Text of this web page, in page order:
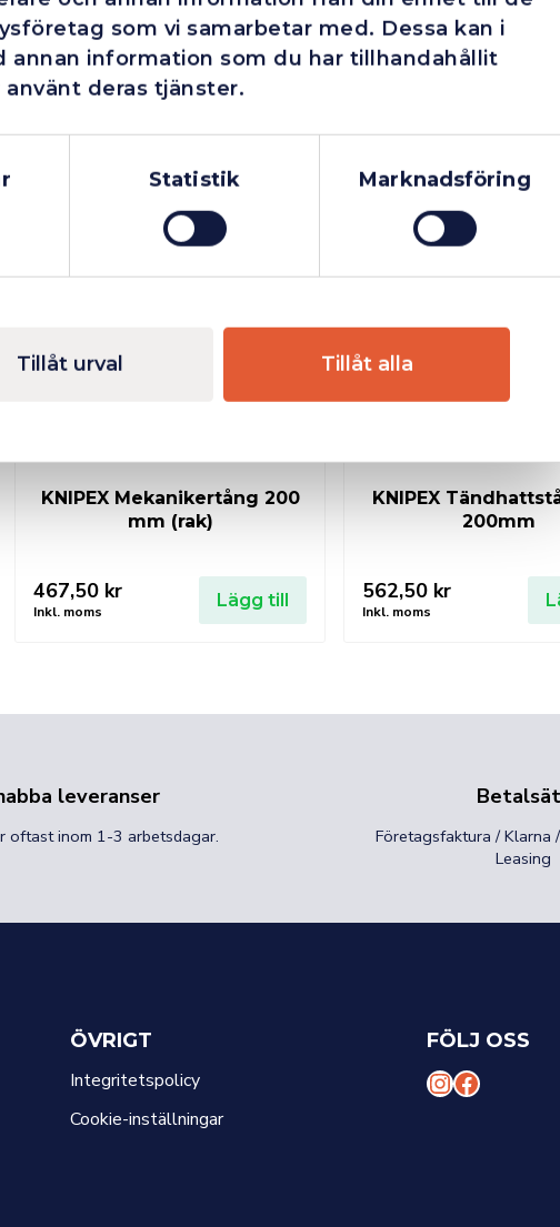
som vi samarbetar med. Dessa kan i
information som du har tillhandahållit
deras tjänster.
Statistik Marknadsföring
Tillåt urval Tillåt alla
4.4
KNIPEX Mekanikertång 200
mm (rak)
467,50 kr
Inkl. moms
Lägg till
KNIPEX
200mm
562,50 kr
Inkl. moms
leveranser
oftast inom 1-3 arbetsdagar.
Företagsfaktura / Klarna
Leasing
ÖVRIGT
Integritetspolicy
Cookie-inställningar
FÖLJ OSS
I F